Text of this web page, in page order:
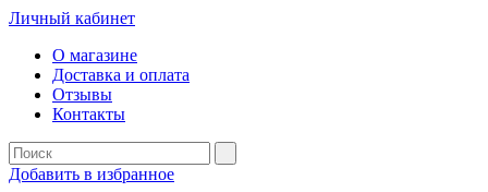
Личный кабинет
О магазине
Доставка и оплата
Отзывы
Контакты
Добавить в избранное